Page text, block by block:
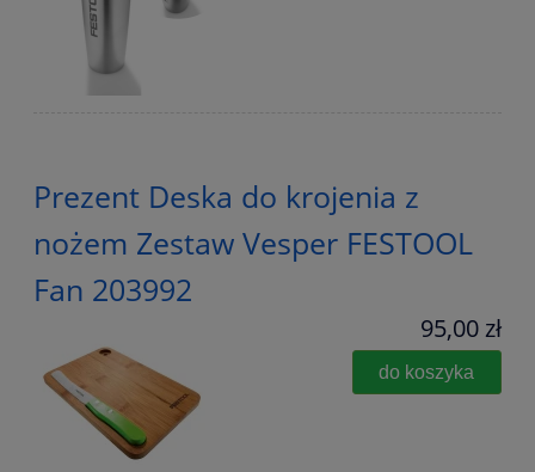
Prezent Deska do krojenia z
nożem Zestaw Vesper FESTOOL
Fan 203992
95,00 zł
do koszyka